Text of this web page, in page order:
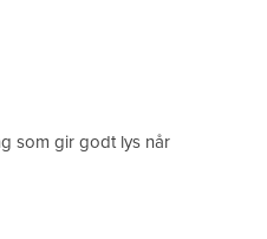
som gir godt lys når